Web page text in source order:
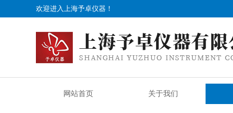
欢迎进入上海予卓仪器！
网站首页 关于我们